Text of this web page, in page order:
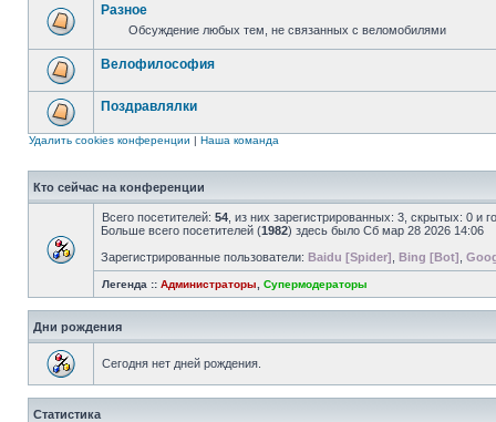
Разное
Обсуждение любых тем, не связанных с веломобилями
Велофилософия
Поздравлялки
Удалить cookies конференции | Наша команда
Кто сейчас на конференции
Всего посетителей: 54 , из них зарегистрированных: 3, скрытых: 0 и
Больше всего посетителей (1982) здесь было Сб мар 28 2026 14:06
Зарегистрированные пользователи: Baidu [Spider] Bing [Bot]
Легенда :: Администраторы Супермодераторы
Дни рождения
Сегодня нет дней рождения.
Статистика